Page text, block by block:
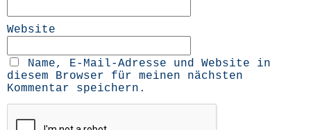
Website
Name, E-Mail-Adresse und Website in
diesem Browser für meinen nächsten
Kommentar speichern.